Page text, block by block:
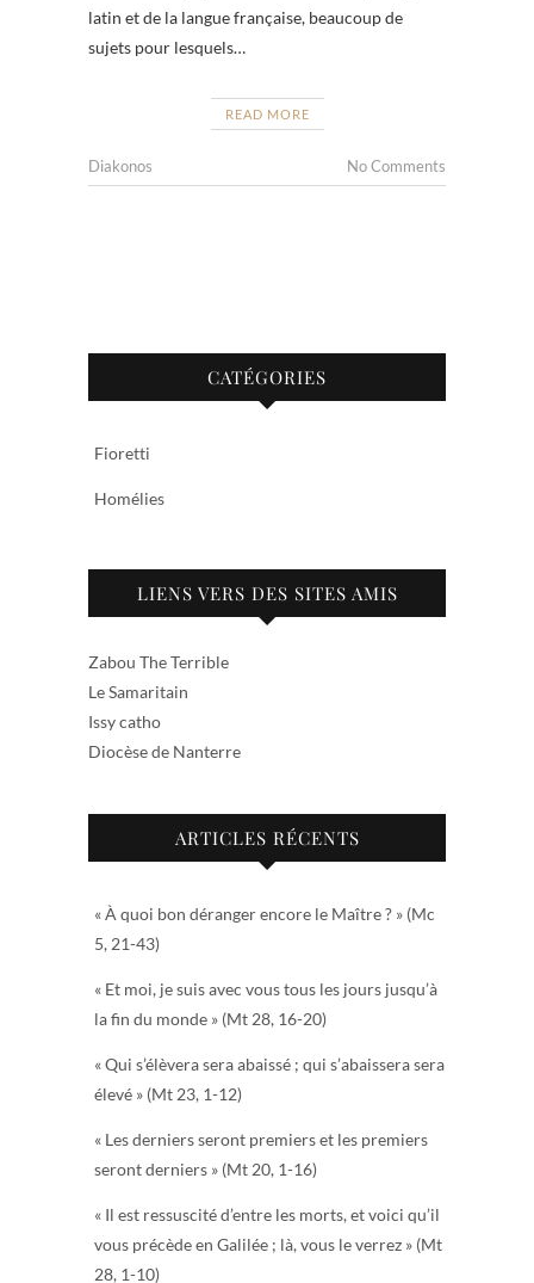
latin et de la langue française, beaucoup de
sujets pour lesquels…
READ MORE
Diakonos No Comments
CATÉGORIES
Fioretti
Homélies
LIENS VERS DES SITES AMIS
Zabou The Terrible
Le Samaritain
Issy catho
Diocèse de Nanterre
ARTICLES RÉCENTS
« À quoi bon déranger encore le Maître ? » (Mc
5, 21-43)
« Et moi, je suis avec vous tous les jours jusqu’à
la fin du monde » (Mt 28, 16-20)
« Qui s’élèvera sera abaissé ; qui s’abaissera sera
élevé » (Mt 23, 1-12)
« Les derniers seront premiers et les premiers
seront derniers » (Mt 20, 1-16)
« Il est ressuscité d’entre les morts, et voici qu’il
vous précède en Galilée ; là, vous le verrez » (Mt
28, 1-10)